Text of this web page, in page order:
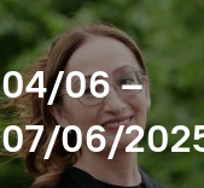
04/06 –
07/06/